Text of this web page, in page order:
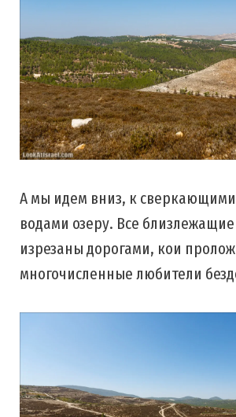
А мы идем вниз, к
водами озеру. Все
изрезаны дорогами, кои
многочисленные любители